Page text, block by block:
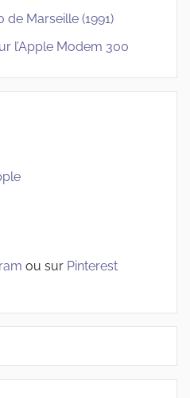
de Marseille (1991)
l’Apple Modem 300
ou sur Pinterest